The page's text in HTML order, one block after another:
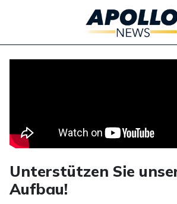
Unterstützen Sie
Aufbau!